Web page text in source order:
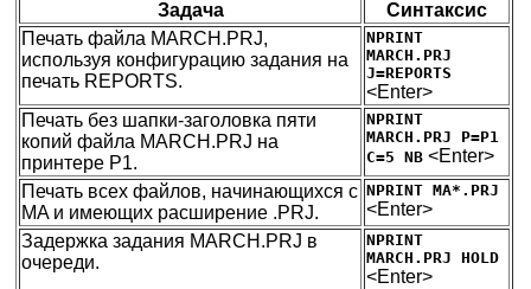
Задача
Синтаксис
Печать файла MARCH.PRJ,
используя конфигурацию задания на
печать REPORTS.
NPRINT
MARCH.PRJ
J=REPORTS
<Enter>
Печать без шапки-заголовка пяти
копий файла MARCH.PRJ на
принтере P1.
NPRINT
MARCH.PRJ P=P1
C=5 NB <Enter>
Печать всех файлов, начинающихся с
MA и имеющих расширение .PRJ.
NPRINT MA*.PRJ
<Enter>
Задержка задания MARCH.PRJ в
очереди.
NPRINT
MARCH.PRJ HOLD
<Enter>